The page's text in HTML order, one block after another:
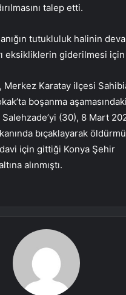
talep etti.
tutukluluk halinin
eksikliklerin giderilmesi
Merkez Karatay ilçesi
boşanma
(30), 8 Mart
bıçaklayarak
için gittiği Konya Şehir
alınmıştı.